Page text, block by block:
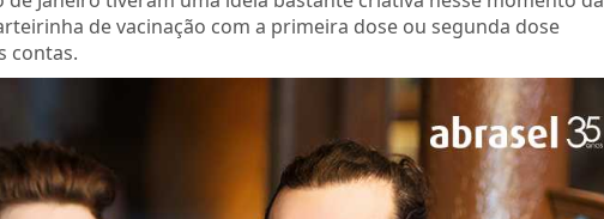
de vacinação com a primeira dose ou segunda dose
contas.